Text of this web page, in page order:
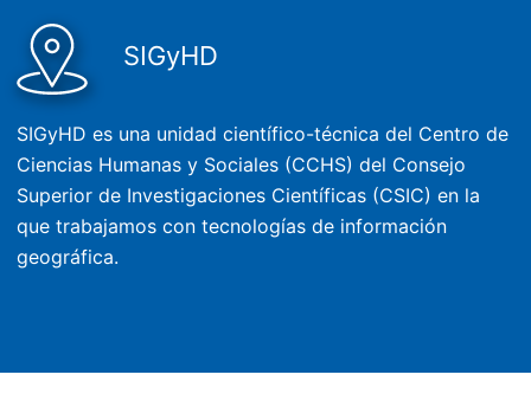
SIGyHD
SIGyHD es una unidad científico-técnica del Centro de
Ciencias Humanas y Sociales (CCHS) del Consejo
Superior de Investigaciones Científicas (CSIC) en la
que trabajamos con tecnologías de información
geográfica.